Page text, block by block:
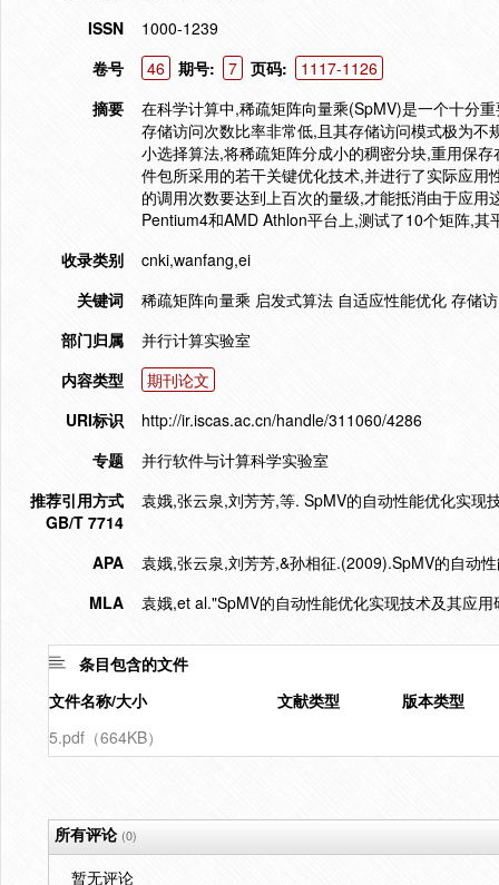
ISSN
1000-1239
卷号
46 期号: 7 页码:
1117-1126
摘要
在科学计算中,稀疏矩阵向量乘(SpMV)是一个十分
存储访问次数比率非常低,且其存储访问模式极为
小选择算法,将稀疏矩阵分成小的稠密分块,重用保
件包所采用的若干关键优化技术,并进行了实际应
的调用次数要达到上百次的量级,才能抵消由于应
Pentium4和AMD Athlon平台上,测试了10个矩阵,
收录类别
cnki,wanfang,ei
关键词
稀疏矩阵向量乘 启发式算法 自适应性能优化 存储
部门归属
并行计算实验室
内容类型
期刊论文
URI标识
http://ir.iscas.ac.cn/handle/311060/4286
专题
并行软件与计算科学实验室
推荐引用方式
GB/T 7714
袁娥,张云泉,刘芳芳,等. SpMV的自动性能优化实
APA
袁娥,张云泉,刘芳芳,&孙相征.(2009).SpMV的自动
MLA
袁娥,et al."SpMV的自动性能优化实现技术及其应用
条目包含的文件
文件名称/大小
文献类型
版本类型
5.pdf（664KB）
所有评论(0)
暂无评论